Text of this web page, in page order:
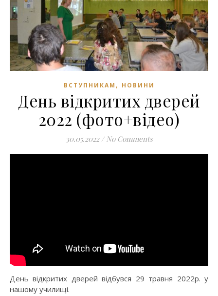
ВСТУПНИКАМ , НОВИНИ
День відкритих дверей
2022 (фото+відео)
30.05.2022 / No Comments
День відкритих дверей відбувся 29 травня 2022р. у
нашому училищі.